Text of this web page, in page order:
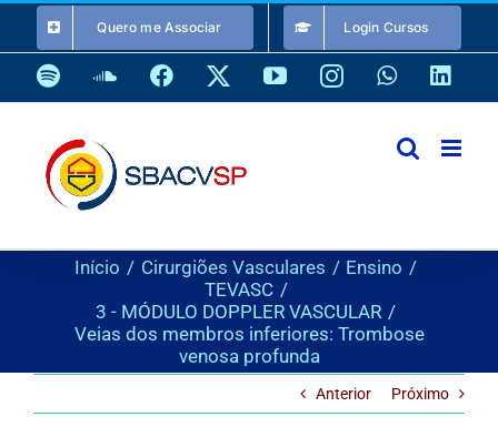
o
conteúdo
Quero me Associar Login Cursos
SpotifySoundCloud
Facebook YouTubeInstagramWhatsApp
Início Cirurgiões Vasculares
Ensino
TEVASC
3 - MÓDULO DOPPLER VASCULAR
Veias dos membros inferiores: Trombose
venosa profunda
Anterior Próximo